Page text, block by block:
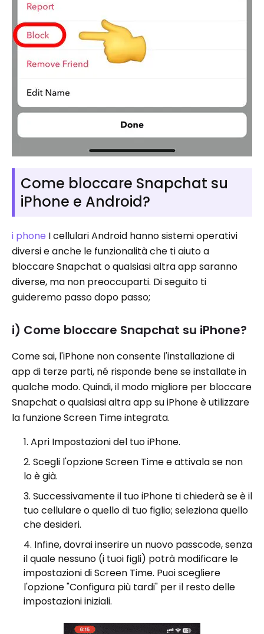
Come bloccare Snapchat su
iPhone e Android?
i phone I cellulari Android hanno sistemi operativi
diversi e anche le funzionalità che ti aiuto a
bloccare Snapchat o qualsiasi altra app saranno
diverse, ma non preoccuparti. Di seguito ti
guideremo passo dopo passo;
i) Come bloccare Snapchat su iPhone?
Come sai, l'iPhone non consente l'installazione di
app di terze parti, né risponde bene se installate in
qualche modo. Quindi, il modo migliore per bloccare
Snapchat o qualsiasi altra app su iPhone è utilizzare
la funzione Screen Time integrata.
Apri Impostazioni del tuo iPhone.
Scegli l'opzione Screen Time e attivala se non
lo è già.
Successivamente il tuo iPhone ti chiederà se è il
tuo cellulare o quello di tuo figlio; seleziona quello
che desideri.
Infine, dovrai inserire un nuovo passcode, senza
il quale nessuno (i tuoi figli) potrà modificare le
impostazioni di Screen Time. Puoi scegliere
l'opzione "Configura più tardi" per il resto delle
impostazioni iniziali.